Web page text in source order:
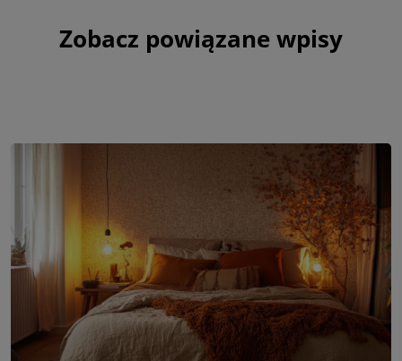
Zobacz powiązane wpisy